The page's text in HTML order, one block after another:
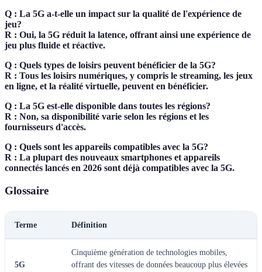
Q : La 5G a-t-elle un impact sur la qualité de l'expérience de
jeu?
R : Oui, la 5G réduit la latence, offrant ainsi une expérience de
jeu plus fluide et réactive.
Q : Quels types de loisirs peuvent bénéficier de la 5G?
R : Tous les loisirs numériques, y compris le streaming, les jeux
en ligne, et la réalité virtuelle, peuvent en bénéficier.
Q : La 5G est-elle disponible dans toutes les régions?
R : Non, sa disponibilité varie selon les régions et les
fournisseurs d'accès.
Q : Quels sont les appareils compatibles avec la 5G?
R : La plupart des nouveaux smartphones et appareils
connectés lancés en 2026 sont déjà compatibles avec la 5G.
Glossaire
Terme Définition
5G
Cinquième génération de technologies mobiles,
offrant des vitesses de données beaucoup plus élevées